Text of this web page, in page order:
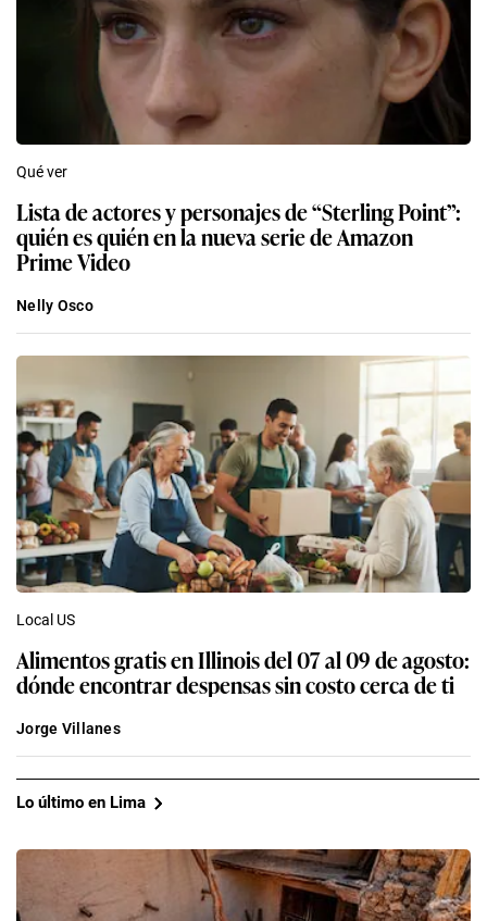
Qué ver
Lista de actores y personajes de “Sterling Point”:
quién es quién en la nueva serie de Amazon
Prime Video
Nelly Osco
Local US
Alimentos gratis en Illinois del 07 al 09 de agosto:
dónde encontrar despensas sin costo cerca de ti
Jorge Villanes
Lo último en Lima